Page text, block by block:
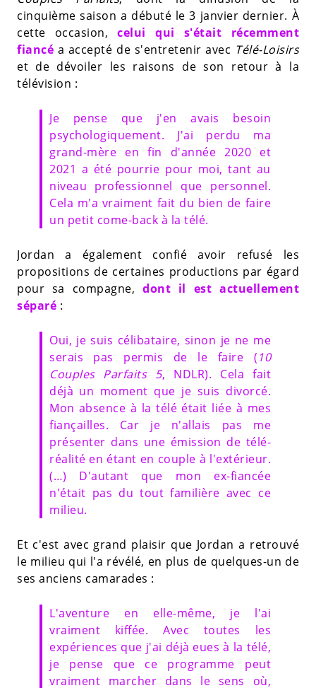
cinquième saison a débuté le 3 janvier dernier. À
cette occasion,celui qui s'était récemment
fiancé a accepté de s'entretenir avec Télé-Loisirs
et de dévoiler les raisons de son retour à la
télévision :
Je pense que j'en avais besoin
psychologiquement. J'ai perdu ma
grand-mère en fin d'année 2020 et
2021 a été pourrie pour moi, tant au
niveau professionnel que personnel.
Cela m'a vraiment fait du bien de faire
un petit come-back à la télé.
Jordan a également confié avoir refusé les
propositions de certaines productions par égard
pour sa compagne, dont il est actuellement
séparé :
Oui, je suis célibataire, sinon je ne me
serais pas permis de le faire ( 10
Couples Parfaits 5, NDLR). Cela fait
déjà un moment que je suis divorcé.
Mon absence à la télé était liée à mes
fiançailles. Car je n'allais pas me
présenter dans une émission de télé-
réalité en étant en couple à l'extérieur.
(…) D'autant que mon ex-fiancée
n'était pas du tout familière avec ce
milieu.
Et c'est avec grand plaisir que Jordan a retrouvé
le milieu qui l'a révélé, en plus de quelques-un de
ses anciens camarades :
L'aventure en elle-même, je l'ai
vraiment kiffée. Avec toutes les
expériences que j'ai déjà eues à la télé,
je pense que ce programme peut
vraiment marcher dans le sens où,